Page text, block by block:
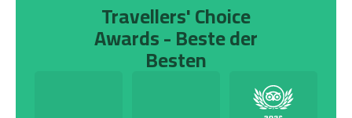
Travellers' Choice
Awards - Beste der
Besten